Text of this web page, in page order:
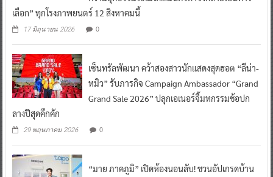
เลือก” ทุกโรงภาพยนตร์ 12 สิงหาคมนี้
17 มิถุนายน 2026 0
เซ็นทรัลพัฒนา คว้าสองสาวนักแสดงสุดฮอต “ลีน่า-
หมิว” รับภารกิจ Campaign Ambassador “Grand
Grand Sale 2026” ปลุกเอเนอร์จี้มหกรรมช้อปก
ลางปีสุดคึกคัก
29 พฤษภาคม 2026 0
“มาย ภาคภูมิ” เปิดห้องนอนลับ! ชวนอัปเกรดบ้าน